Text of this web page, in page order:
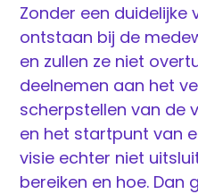
Zonder een duidelijke
ontstaan bij de
en zullen ze niet
deelnemen aan het
scherpstellen van de
en het startpunt van
visie echter niet
bereiken en hoe. Dan